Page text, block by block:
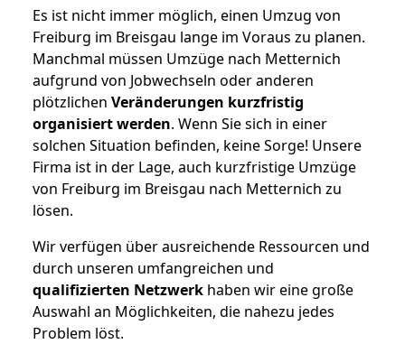
Es ist nicht immer möglich, einen Umzug von
Freiburg im Breisgau lange im Voraus zu planen.
Manchmal müssen Umzüge nach Metternich
aufgrund von Jobwechseln oder anderen
plötzlichen Veränderungen kurzfristig
organisiert werden. Wenn Sie sich in einer
solchen Situation befinden, keine Sorge! Unsere
Firma ist in der Lage, auch kurzfristige Umzüge
von Freiburg im Breisgau nach Metternich zu
lösen.
Wir verfügen über ausreichende Ressourcen und
durch unseren umfangreichen und
qualifizierten Netzwerk haben wir eine große
Auswahl an Möglichkeiten, die nahezu jedes
Problem löst.